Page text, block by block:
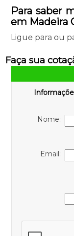
Para saber
em Madeira
Ligue para ou
Faça sua
Nome:
Email: